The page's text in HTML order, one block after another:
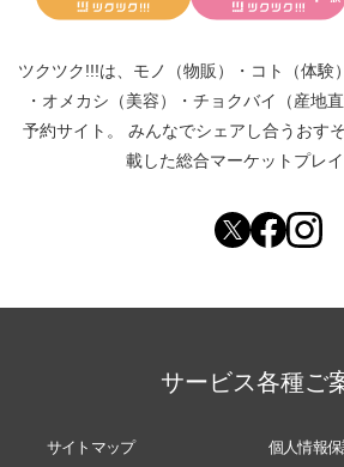
ツクツク!!!は、 モノ（物販） ・ コト（体験）
・ オメカシ（美容） ・ チョクバイ（産地直
予約サイト。
みんなでシェアし合う おす
載した総合マーケットプレイ
サービス各種ご
サイトマップ 個人情報